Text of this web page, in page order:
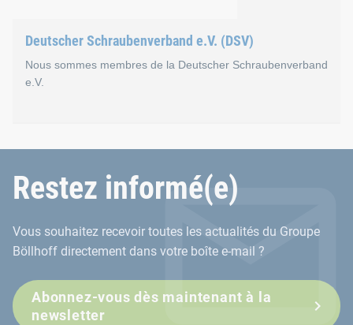
Deutscher Schraubenverband e.V. (DSV)
Nous sommes membres de la Deutscher Schraubenverband
e.V.
Deutscher
La Deutscher Schraubenverband e.V. (DSV) représente les
Site web de la DSV
Restez informé(e)
Vous souhaitez recevoir toutes les actualités du Groupe
Böllhoff directement dans votre boîte e-mail ?
Abonnez-vous dès maintenant à la
newsletter